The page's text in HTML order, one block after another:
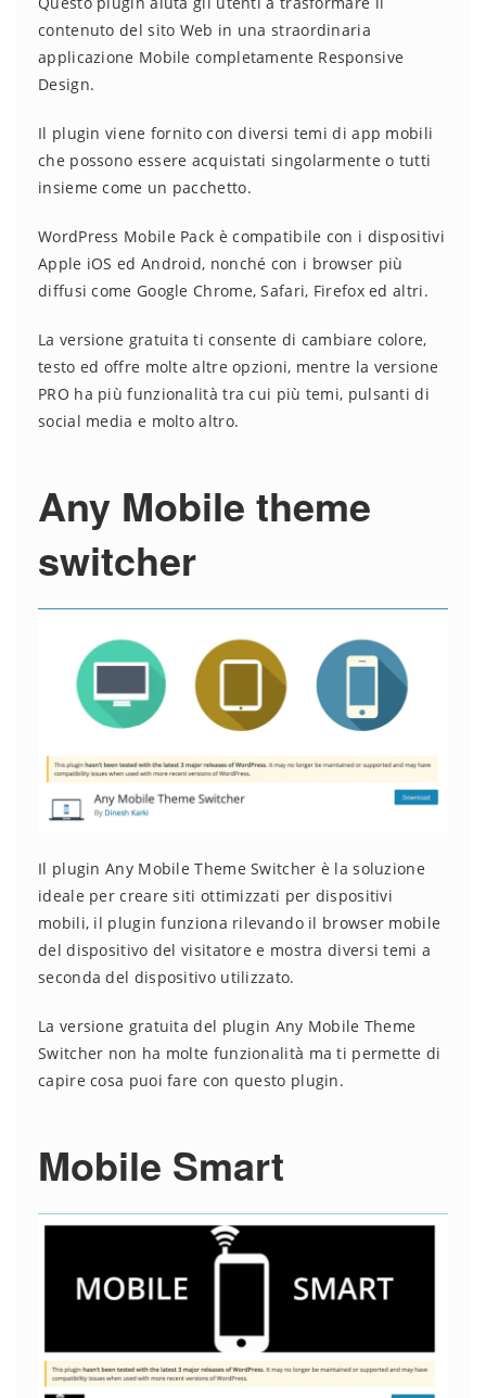
contenuto del sito Web in una straordinaria
applicazione Mobile completamente Responsive
Design.
Il plugin viene fornito con diversi temi di app mobili
che possono essere acquistati singolarmente o tutti
insieme come un pacchetto.
WordPress Mobile Pack è compatibile con i dispositivi
Apple iOS ed Android, nonché con i browser più
diffusi come Google Chrome, Safari, Firefox ed altri.
La versione gratuita ti consente di cambiare colore,
testo ed offre molte altre opzioni, mentre la versione
PRO ha più funzionalità tra cui più temi, pulsanti di
social media e molto altro.
Any Mobile theme
switcher
Il plugin Any Mobile Theme Switcher è la soluzione
ideale per creare siti ottimizzati per dispositivi
mobili, il plugin funziona rilevando il browser mobile
del dispositivo del visitatore e mostra diversi temi a
seconda del dispositivo utilizzato.
La versione gratuita del plugin Any Mobile Theme
Switcher non ha molte funzionalità ma ti permette di
capire cosa puoi fare con questo plugin.
Mobile Smart